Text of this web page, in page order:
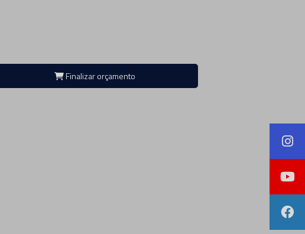
Finalizar orçamento